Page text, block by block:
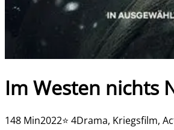
Im Westen nichts
148 Min2022⭐ 4Drama, Kriegsfilm,